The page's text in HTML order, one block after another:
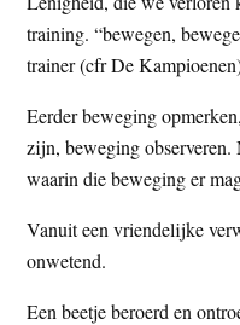
training. “bewegen,
trainer (cfr De
Eerder beweging
zijn, beweging observeren.
waarin die beweging er
Vanuit een vriendelijke
onwetend.
Een beetje beroerd en